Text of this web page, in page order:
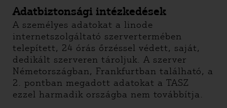
Adatbiztonsági intézkedések
A személyes adatokat a linode
internetszolgáltató szervertermében
telepített, 24 órás őrzéssel védett, saját,
dedikált szerveren tároljuk. A szerver
Németországban, Frankfurtban található, a
2. pontban megadott adatokat a TASZ
ezzel harmadik országba nem továbbítja.